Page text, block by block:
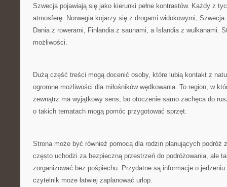
Szwecja pojawiają się jako kierunki pełne kontrastów. Każdy z
atmosferę. Norwegia kojarzy się z drogami widokowymi,
Dania z rowerami, Finlandia z saunami, a Islandia z wulkanami.
możliwości.
Dużą część treści mogą docenić osoby, które lubią kontakt z
ogromne możliwości dla miłośników wędkowania. To region, w
zewnątrz ma wyjątkowy sens, bo otoczenie samo zachęca do
o takich tematach mogą pomóc przygotować sprzęt.
Strona może być również pomocą dla rodzin planujących podróż
często uchodzi za bezpieczną przestrzeń do podróżowania, ale
zorganizować bez pośpiechu. Przydatne są informacje o
czytelnik może łatwiej zaplanować urlop.